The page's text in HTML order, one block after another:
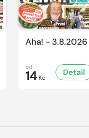
Aha! - 3.8.2026
od
14 Kč
Detail